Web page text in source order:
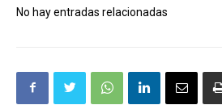
No hay entradas relacionadas